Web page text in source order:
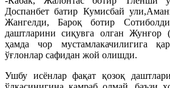
Доспанбет батир Кумисбай
Жангелди, Бароқ ботир
даштларини сиқувга олган Жунғор
ҳамда чор мустамлакачилигига
ўғлонлар сафидан жой олишди.
Ушбу исёнлар фақат қозоқ